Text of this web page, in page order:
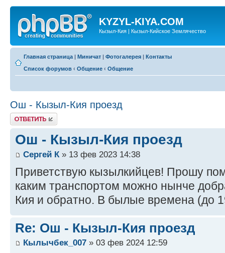
KYZYL-KIYA.COM
Кызыл-Кия | Кызыл-Кийское Землячество
Главная страница | Миничат | Фотогалерея | Контакты
Список форумов ‹ Общение ‹ Общение
Ош - Кызыл-Кия проезд
Ответить
Ош - Кызыл-Кия проезд
Сергей К » 13 фев 2023 14:38
Приветствую кызылкийцев! Прошу
каким транспортом можно нынче
Кия и обратно. В былые времена (до
Re: Ош - Кызыл-Кия проезд
Кылычбек_007 » 03 фев 2024 12:59